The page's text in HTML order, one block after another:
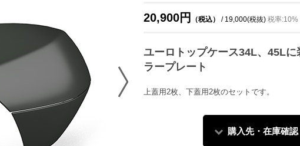
20,900円 （税込） / 19,000(税抜) 税率:10%
ユーロトップケース34L、45Lに
ラープレート
上蓋用2枚、下蓋用2枚のセットです。
購入先・在庫確認